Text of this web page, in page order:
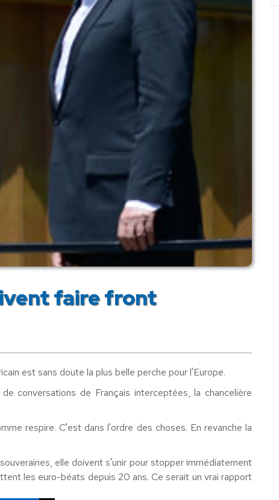
faire front
est sans doute la plus belle perche pour l'Europe.
conversations de Français interceptées, la chancelière
respire. C'est dans l'ordre des choses. En revanche la
elle doivent s'unir pour stopper immédiatement
les euro-béats depuis 20 ans. Ce serait un vrai rapport